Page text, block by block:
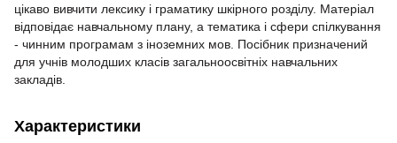
цікаво вивчити лексику і граматику шкірного розділу. Матеріал
відповідає навчальному плану, а тематика і сфери спілкування
- чинним програмам з іноземних мов. Посібник призначений
для учнів молодших класів загальноосвітніх навчальних
закладів.
Характеристики